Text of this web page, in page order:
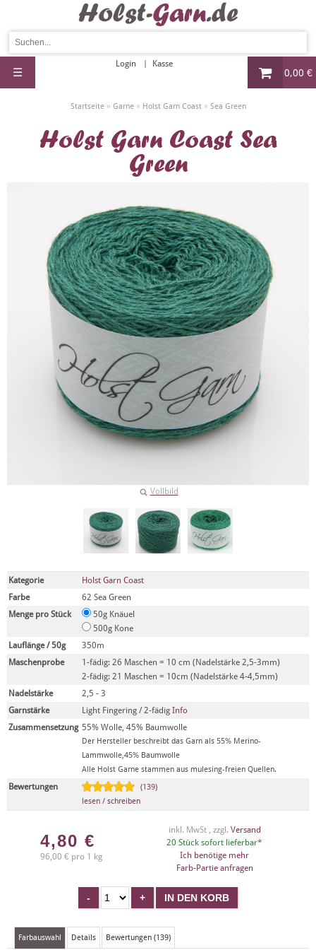
0,00 €
Login Kasse
☰
Startseite» Garne» Holst Garn Coast» Sea Green
Holst Garn Coast Sea
Green
Vollbild
Kategorie
Holst Garn Coast
Farbe
62 Sea Green
Menge pro Stück
50g Knäuel
500g Kone
Lauflänge / 50g
350m
Maschenprobe
1-fädig: 26 Maschen = 10 cm (Nadelstärke 2,5-3mm)
2-fädig: 21 Maschen = 10cm (Nadelstärke 4-4,5mm)
Nadelstärke
2,5 - 3
Garnstärke
Light Fingering / 2-fädig Info
Zusammensetzung 55% Wolle, 45% Baumwolle
Der Hersteller beschreibt das Garn als 55% Merino-
Lammwolle,45% Baumwolle
Alle Holst Garne stammen aus mulesing-freien Quellen.
Bewertungen
(139)
lesen / schreiben
4,80 €
96,00 € pro 1 kg
inkl. MwSt , zzgl. Versand
20 Stück sofort lieferbar*
Ich benötige mehr
Farb-Partie anfragen
Farbauswahl Details Bewertungen (139)